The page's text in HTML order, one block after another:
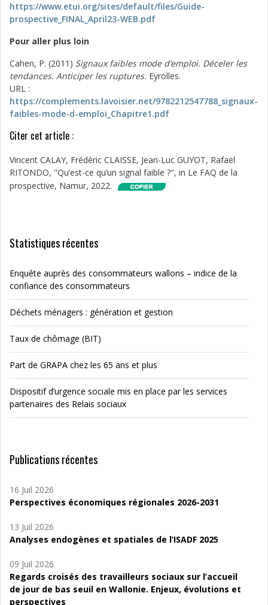
https://www.etui.org/sites/default/files/Guide-
prospective_FINAL_April23-WEB.pdf
Pour aller plus loin
Cahen, P. (2011) Signaux faibles mode d’emploi. Déceler les
tendances. Anticiper les ruptures. Eyrolles.
URL :
https://complements.lavoisier.net/9782212547788_signaux-
faibles-mode-d-emploi_Chapitre1.pdf
Citer cet article :
Vincent CALAY, Frédéric CLAISSE, Jean-Luc GUYOT, Rafaël
RITONDO, "Qu’est-ce qu’un signal faible ?", in Le FAQ de la
prospective, Namur, 2022.
Statistiques récentes
Enquête auprès des consommateurs wallons – indice de la
confiance des consommateurs
Déchets ménagers : génération et gestion
Taux de chômage (BIT)
Part de GRAPA chez les 65 ans et plus
Dispositif d’urgence sociale mis en place par les services
partenaires des Relais sociaux
Publications récentes
16 Juil 2026
Perspectives économiques régionales 2026-2031
13 Juil 2026
Analyses endogènes et spatiales de l’ISADF 2025
09 Juil 2026
Regards croisés des travailleurs sociaux sur l’accueil
de jour de bas seuil en Wallonie. Enjeux, évolutions et
perspectives